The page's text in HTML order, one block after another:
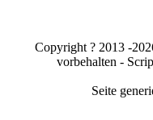
Copyright ? 2013 -
vorbehalten -
Seite